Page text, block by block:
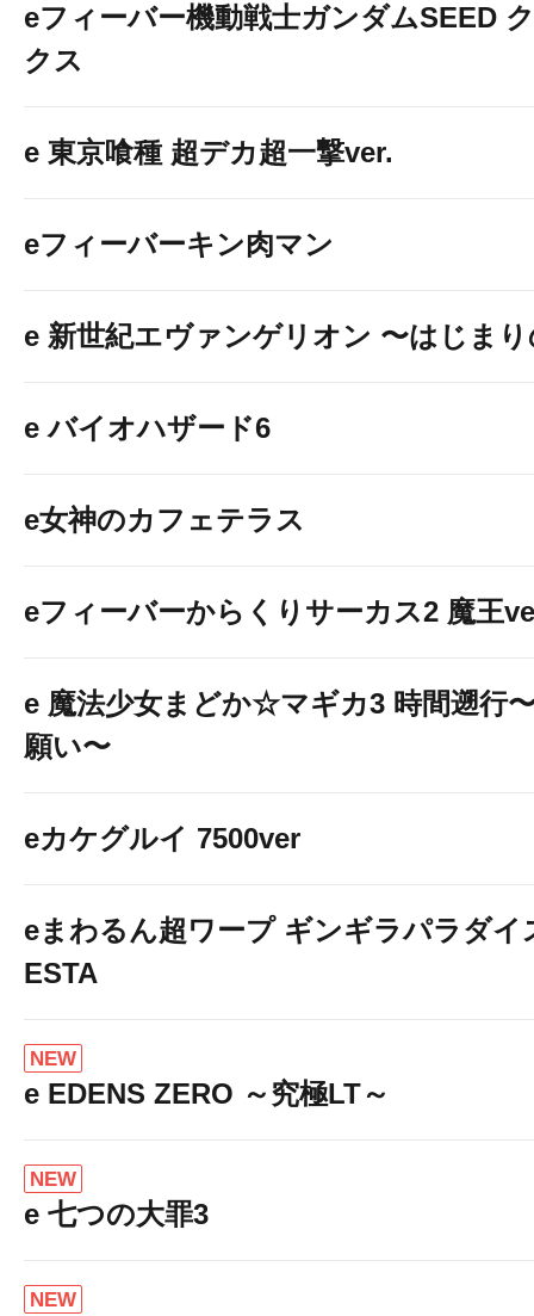
eフィーバー機動戦士ガンダムSEED
クス
e 東京喰種 超デカ超一撃ver.
eフィーバーキン肉マン
e 新世紀エヴァンゲリオン 〜はじま
e バイオハザード6
e女神のカフェテラス
eフィーバーからくりサーカス2 魔王
e 魔法少女まどか☆マギカ3 時間遡行
願い〜
eカケグルイ 7500ver
eまわるん超ワープ ギンギラパラダイ
ESTA
NEW
e EDENS ZERO ～究極LT～
NEW
e 七つの大罪3
NEW